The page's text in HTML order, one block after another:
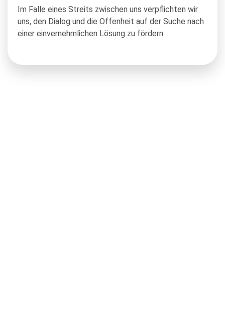
Im Falle eines Streits zwischen uns verpflichten wir
uns, den Dialog und die Offenheit auf der Suche nach
einer einvernehmlichen Lösung zu fördern.